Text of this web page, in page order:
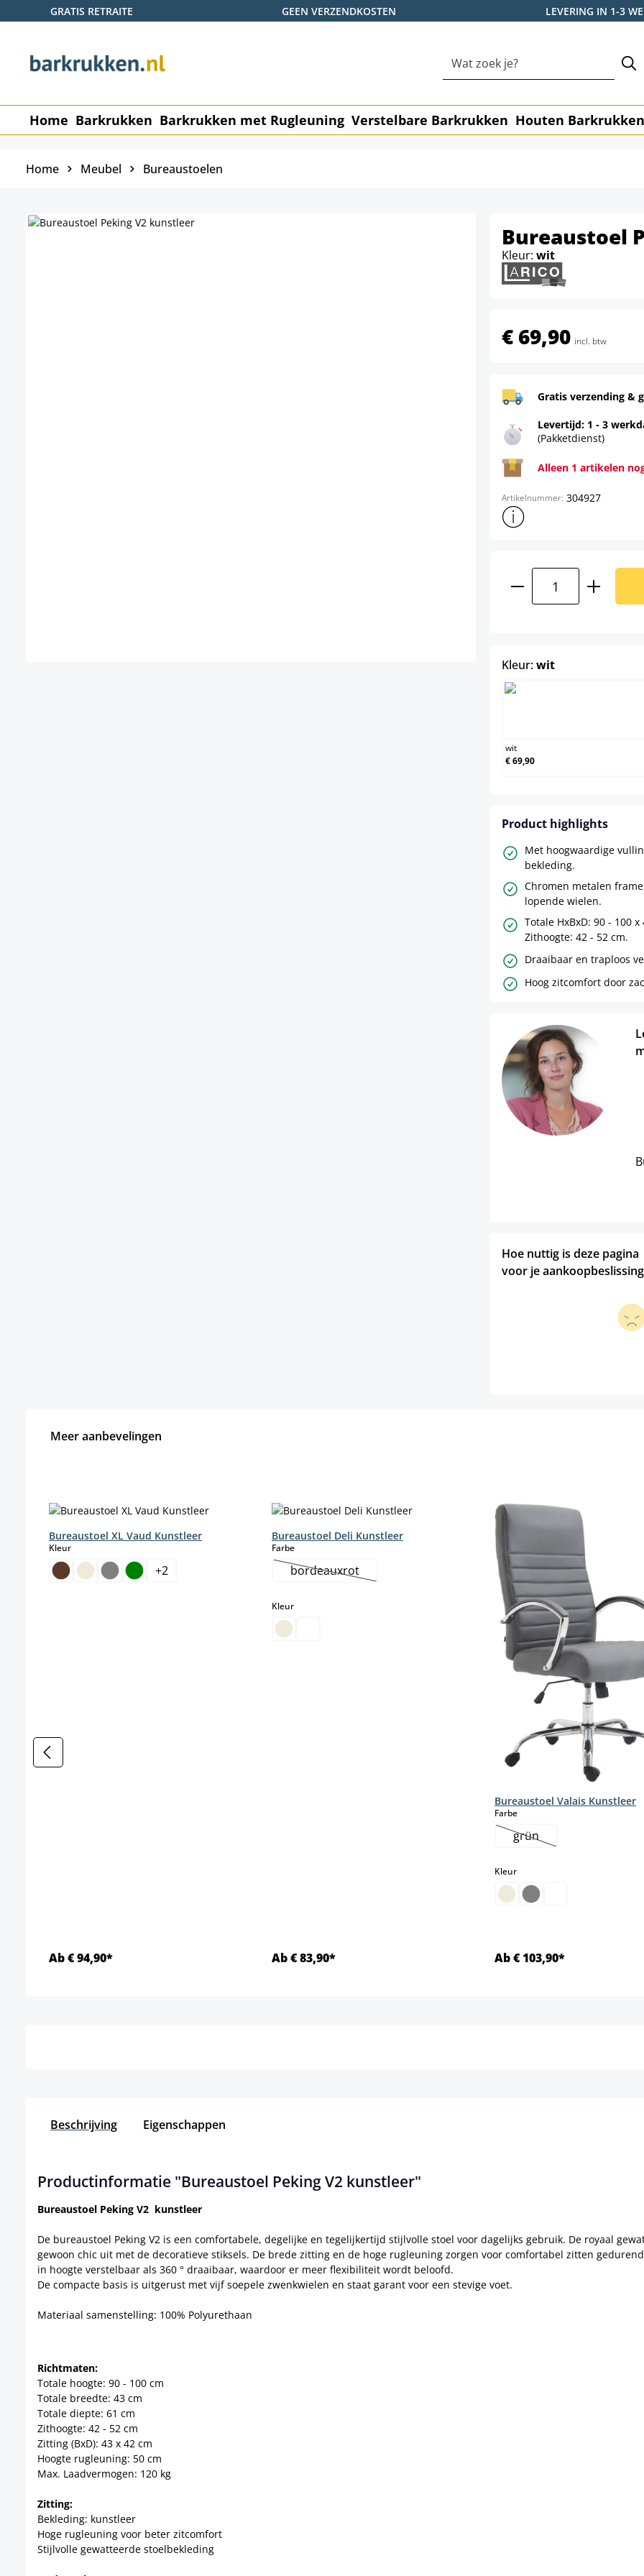
de hoofdinhoud
Ga naar de zoekopdracht
Ga naar de hoofdnavigatie
GRATIS RETRAITE GEEN VERZENDKOSTEN LEVERING IN 1-3
Home Barkrukken Barkrukken met Rugleuning Verstelbare Barkrukken Houten Barkrukken
Home Meubel Bureaustoelen
Bureaustoel
Kleur: wit
€ 69,90 incl. btw
Gratis verzending &
Levertijd: 1 - 3
(Pakketdienst)
Alleen 1 artikelen
Artikelnummer: 304927
Toon meer productinformatie
Kleur:witselect
wit
€ 69,90
Product highlights
Met hoogwaardige
bekleding.
Chromen metalen
lopende wielen.
Totale HxBxD: 90 - 100 x
Zithoogte: 42 - 52 cm.
Draaibaar en traploos
Hoog zitcomfort door
Hoe nuttig is deze pagina
voor je
Meer aanbevelingen
Bureaustoel XL Vaud Kunstleer
Kleurselect
+2
Ab € 94,90*
Bureaustoel Deli Kunstleer
Farbeselect
bordeauxrot(Deze optie is momenteel niet beschikbaar.)
Kleurselect
Ab € 83,90*
Bureaustoel Valais Kunstleer
Farbeselect
grün(Deze optie is
Kleurselect
Ab € 103,90*
Beschrijving Eigenschappen
Productinformatie "Bureaustoel Peking V2 kunstleer"
Bureaustoel Peking V2 kunstleer
De bureaustoel Peking V2 is een comfortabele, degelijke en tegelijkertijd stijlvolle stoel voor dagelijks gebruik. De royaal
gewoon chic uit met de decoratieve stiksels. De brede zitting en de hoge rugleuning zorgen voor comfortabel zitten
in hoogte verstelbaar als 360 ° draaibaar, waardoor er meer flexibiliteit wordt beloofd.
De compacte basis is uitgerust met vijf soepele zwenkwielen en staat garant voor een stevige voet.
Materiaal samenstelling: 100% Polyurethaan
Richtmaten:
Totale hoogte: 90 - 100 cm
Totale breedte: 43 cm
Totale diepte: 61 cm
Zithoogte: 42 - 52 cm
Zitting (BxD): 43 x 42 cm
Hoogte rugleuning: 50 cm
Max. Laadvermogen: 120 kg
Zitting:
Bekleding: kunstleer
Hoge rugleuning voor beter zitcomfort
Stijlvolle gewatteerde stoelbekleding